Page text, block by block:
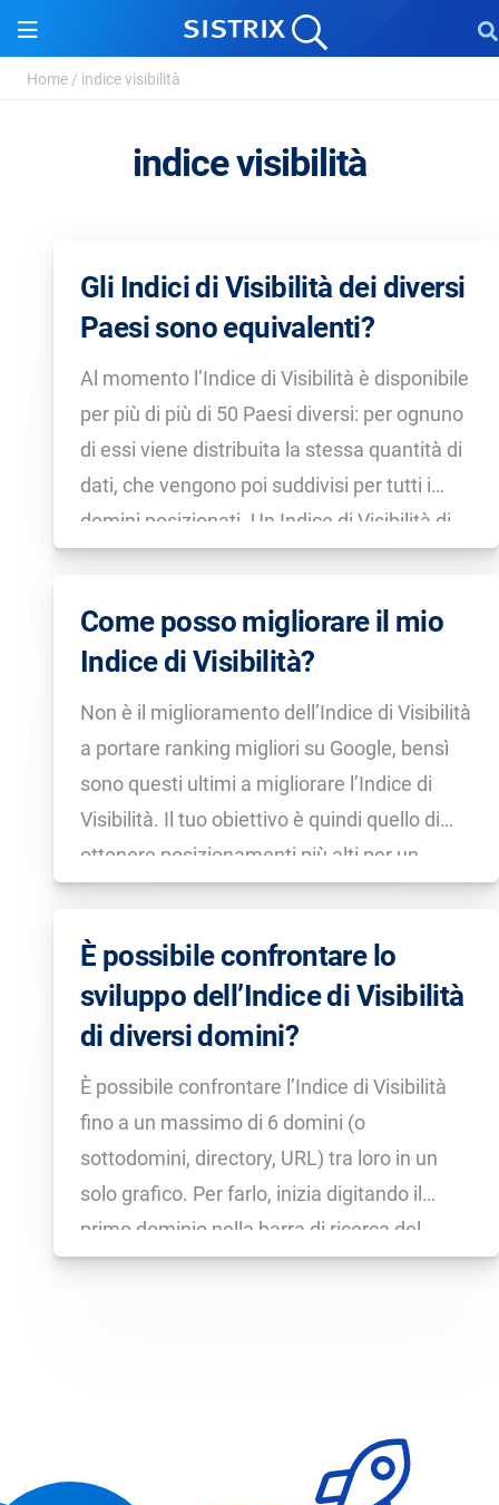
Home / indice visibilità
indice visibilità
Gli Indici di Visibilità dei diversi
Paesi sono equivalenti?
Al momento l’Indice di Visibilità è disponibile
per più di più di 50 Paesi diversi: per ognuno
di essi viene distribuita la stessa quantità di
dati, che vengono poi suddivisi per tutti i
domini posizionati. Un Indice di Visibilità di
10 punti in Italia equivale quindi ad un Indice
Come posso migliorare il mio
Indice di Visibilità?
Non è il miglioramento dell’Indice di Visibilità
a portare ranking migliori su Google, bensì
sono questi ultimi a migliorare l’Indice di
Visibilità. Il tuo obiettivo è quindi quello di
ottenere posizionamenti più alti per un
maggior numero possibile di keyword: il
della concorrenza. […]
È possibile confrontare lo
sviluppo dell’Indice di Visibilità
di diversi domini?
È possibile confrontare l’Indice di Visibilità
fino a un massimo di 6 domini (o
sottodomini, directory, URL) tra loro in un
solo grafico. Per farlo, inizia digitando il
primo dominio nella barra di ricerca del
Toolbox e premi Invio. Si aprirà ora la pagina